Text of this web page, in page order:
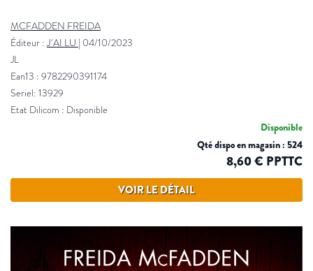
MCFADDEN FREIDA
Éditeur :J´AI LU | 04/10/2023
JL
Ean13 : 9782290391174
Seriel: 13929
Etat Dilicom : Disponible
Disponible
Qté dispo en magasin : 524
8,60 € PPTTC
VOIR LE DÉTAIL